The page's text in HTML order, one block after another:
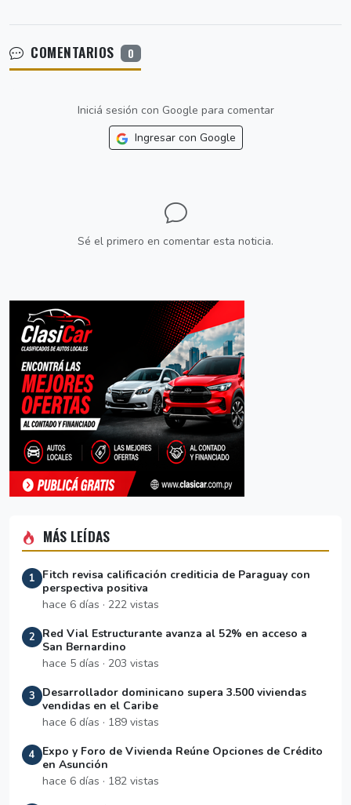
COMENTARIOS 0
Iniciá sesión con Google para comentar
Ingresar con Google
Sé el primero en comentar esta noticia.
MÁS LEÍDAS
1
Fitch revisa calificación crediticia de Paraguay con
perspectiva positiva
hace 6 días · 222 vistas
2
Red Vial Estructurante avanza al 52% en acceso a
San Bernardino
hace 5 días · 203 vistas
3
Desarrollador dominicano supera 3.500 viviendas
vendidas en el Caribe
hace 6 días · 189 vistas
4
Expo y Foro de Vivienda Reúne Opciones de Crédito
en Asunción
hace 6 días · 182 vistas